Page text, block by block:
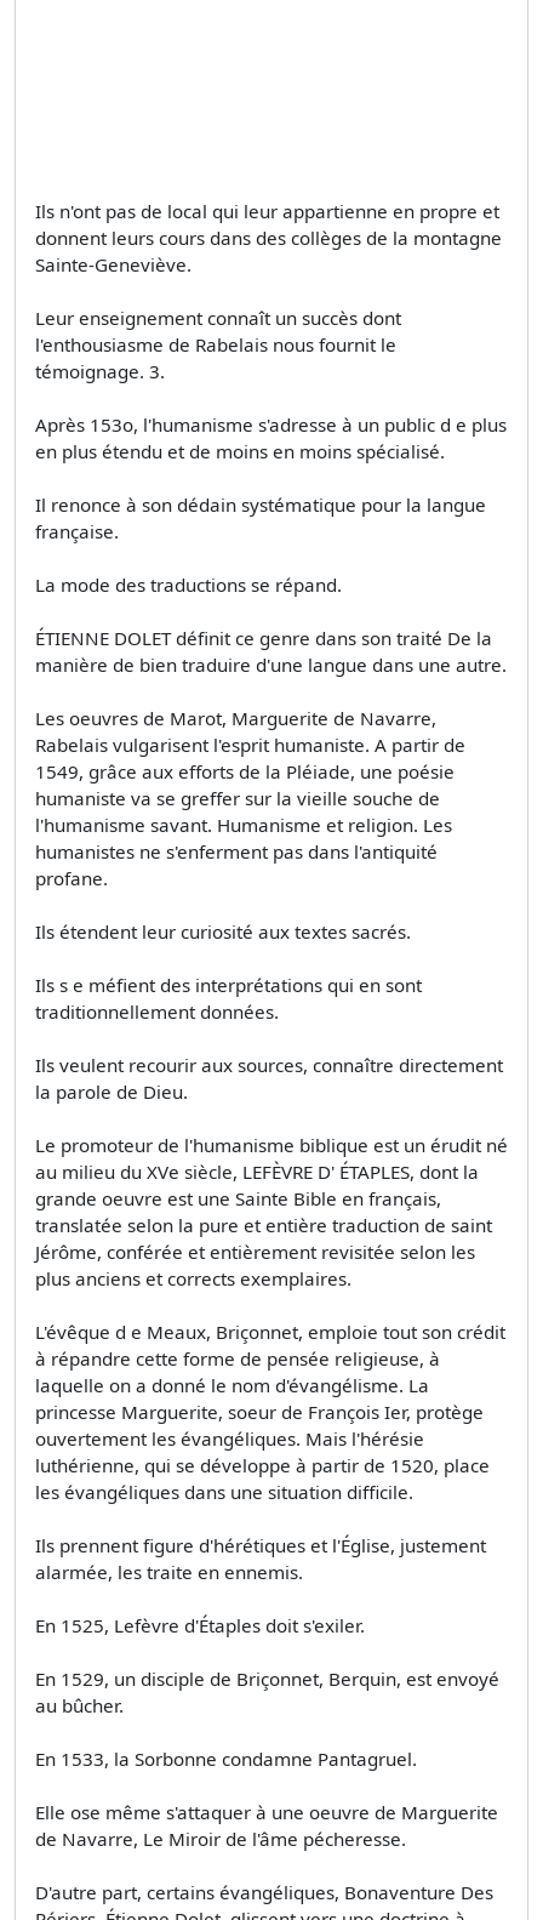
Ils n'ont pas de local qui leur appartienne en propre et
donnent leurs cours dans des collèges de la montagne
Sainte-Geneviève.
Leur enseignement connaît un succès dont
l'enthousiasme de Rabelais nous fournit le
témoignage. 3.
Après 153o, l'humanisme s'adresse à un public d e plus
en plus étendu et de moins en moins spécialisé.
Il renonce à son dédain systématique pour la langue
française.
La mode des traductions se répand.
ÉTIENNE DOLET définit ce genre dans son traité De la
manière de bien traduire d'une langue dans une autre.
Les oeuvres de Marot, Marguerite de Navarre,
Rabelais vulgarisent l'esprit humaniste. A partir de
1549, grâce aux efforts de la Pléiade, une poésie
humaniste va se greffer sur la vieille souche de
l'humanisme savant. Humanisme et religion. Les
humanistes ne s'enferment pas dans l'antiquité
profane.
Ils étendent leur curiosité aux textes sacrés.
Ils s e méfient des interprétations qui en sont
traditionnellement données.
Ils veulent recourir aux sources, connaître directement
la parole de Dieu.
Le promoteur de l'humanisme biblique est un érudit né
au milieu du XVe siècle, LEFÈVRE D' ÉTAPLES, dont la
grande oeuvre est une Sainte Bible en français,
translatée selon la pure et entière traduction de saint
Jérôme, conférée et entièrement revisitée selon les
plus anciens et corrects exemplaires.
L'évêque d e Meaux, Briçonnet, emploie tout son crédit
à répandre cette forme de pensée religieuse, à
laquelle on a donné le nom d'évangélisme. La
princesse Marguerite, soeur de François Ier, protège
ouvertement les évangéliques. Mais l'hérésie
luthérienne, qui se développe à partir de 1520, place
les évangéliques dans une situation difficile.
Ils prennent figure d'hérétiques et l'Église, justement
alarmée, les traite en ennemis.
En 1525, Lefèvre d'Étaples doit s'exiler.
En 1529, un disciple de Briçonnet, Berquin, est envoyé
au bûcher.
En 1533, la Sorbonne condamne Pantagruel.
Elle ose même s'attaquer à une oeuvre de Marguerite
de Navarre, Le Miroir de l'âme pécheresse.
D'autre part, certains évangéliques, Bonaventure Des